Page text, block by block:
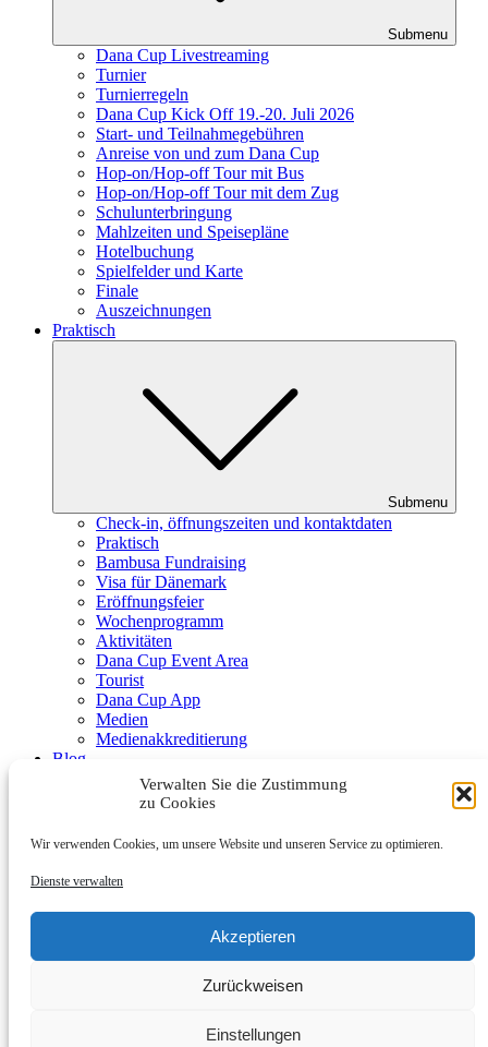
Verwalten Sie die Zustimmung
zu Cookies
Wir verwenden Cookies, um unsere Website und unseren Service zu optimieren.
Dienste verwalten
Akzeptieren
Zurückweisen
Einstellungen
Submenu
Dana Cup Livestreaming
Turnier
Turnierregeln
Dana Cup Kick Off 19.-20. Juli 2026
Start- und Teilnahmegebühren
Anreise von und zum Dana Cup
Hop-on/Hop-off Tour mit Bus
Hop-on/Hop-off Tour mit dem Zug
Schulunterbringung
Mahlzeiten und Speisepläne
Hotelbuchung
Spielfelder und Karte
Finale
Auszeichnungen
Praktisch
Submenu
Check-in, öffnungszeiten und kontaktdaten
Praktisch
Bambusa Fundraising
Visa für Dänemark
Eröffnungsfeier
Wochenprogramm
Aktivitäten
Dana Cup Event Area
Tourist
Dana Cup App
Medien
Medienakkreditierung
Blog
Schiedsrichter